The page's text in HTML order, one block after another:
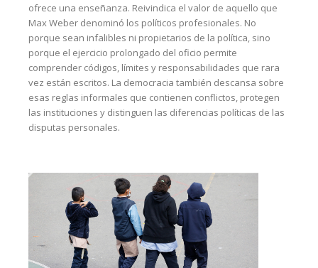
ofrece una enseñanza. Reivindica el valor de aquello que
Max Weber denominó los políticos profesionales. No
porque sean infalibles ni propietarios de la política, sino
porque el ejercicio prolongado del oficio permite
comprender códigos, límites y responsabilidades que rara
vez están escritos. La democracia también descansa sobre
esas reglas informales que contienen conflictos, protegen
las instituciones y distinguen las diferencias políticas de las
disputas personales.